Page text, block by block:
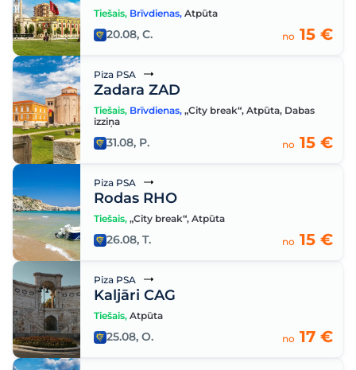
Tiešais, Brīvdienas, Atpūta
20.08, C. no 15 €
Piza PSA
Zadara ZAD
Tiešais, Brīvdienas, „City break“, Atpūta, Dabas
izziņa
31.08, P. no 15 €
Piza PSA
Rodas RHO
Tiešais, „City break“, Atpūta
26.08, T. no 15 €
Piza PSA
Kaljāri CAG
Tiešais, Atpūta
25.08, O. no 17 €